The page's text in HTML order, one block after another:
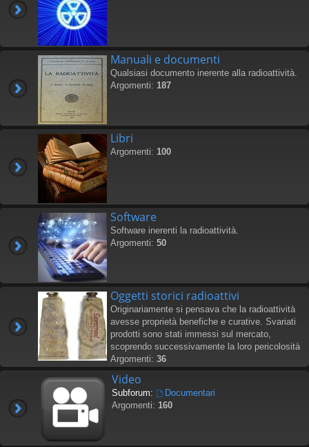
Manuali e documenti
Qualsiasi documento inerente alla radioattività.
Argomenti: 187
Libri
Argomenti: 100
Software
Software inerenti la radioattività.
Argomenti: 50
Oggetti storici radioattivi
Originariamente si pensava che la radioattività
avesse proprietà benefiche e curative. Svariati
prodotti sono stati immessi sul mercato,
scoprendo successivamente la loro pericolosità
Argomenti: 36
Video
Subforum:
Documentari
Argomenti: 160